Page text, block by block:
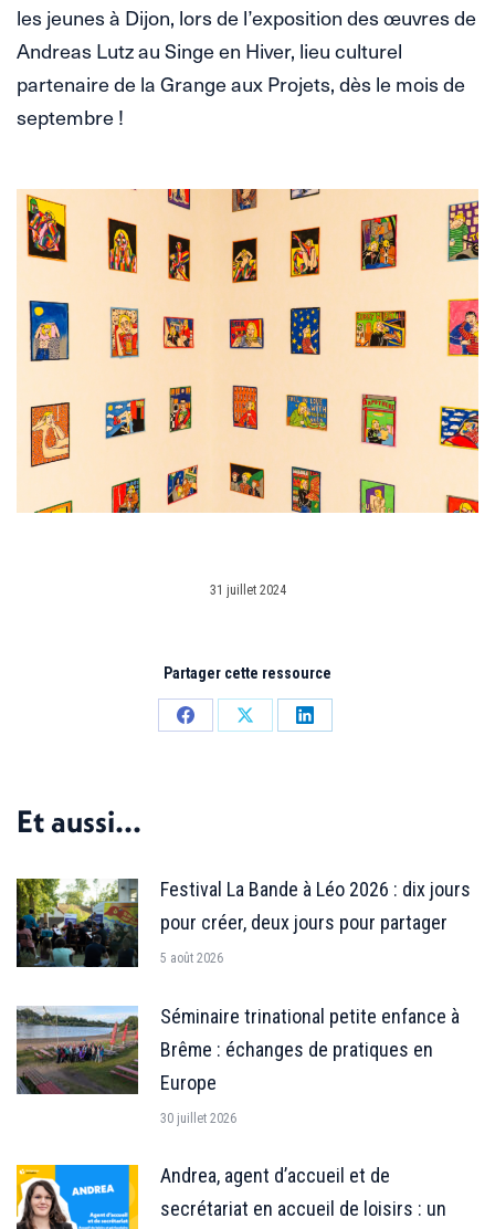
les jeunes à Dijon, lors de l’exposition des œuvres de
Andreas Lutz au Singe en Hiver, lieu culturel
partenaire de la Grange aux Projets, dès le mois de
septembre !
31 juillet 2024
Partager cette ressource
PartagerPartagerPartager
Et aussi...
Festival La Bande à Léo 2026 : dix jours
pour créer, deux jours pour partager
5 août 2026
Séminaire trinational petite enfance à
Brême : échanges de pratiques en
Europe
30 juillet 2026
Andrea, agent d’accueil et de
secrétariat en accueil de loisirs : un